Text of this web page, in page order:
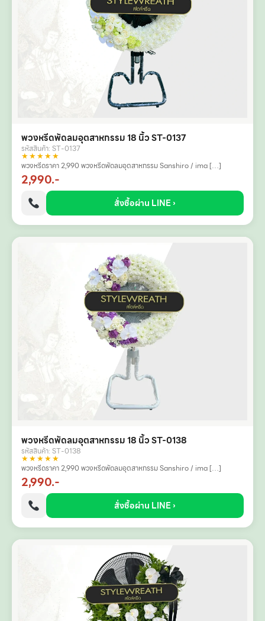
พวงหรีดพัดลมอุตสาหกรรม 18 นิ้ว ST-0137
รหัสสินค้า: ST-0137
★★★★★
พวงหรีดราคา 2,990 พวงหรีดพัดลมอุตสาหกรรม Sanshiro / ima […]
2,990.-
สั่งซื้อผ่าน LINE ›
พวงหรีดพัดลมอุตสาหกรรม 18 นิ้ว ST-0138
รหัสสินค้า: ST-0138
★★★★★
พวงหรีดราคา 2,990 พวงหรีดพัดลมอุตสาหกรรม Sanshiro / ima […]
2,990.-
สั่งซื้อผ่าน LINE ›